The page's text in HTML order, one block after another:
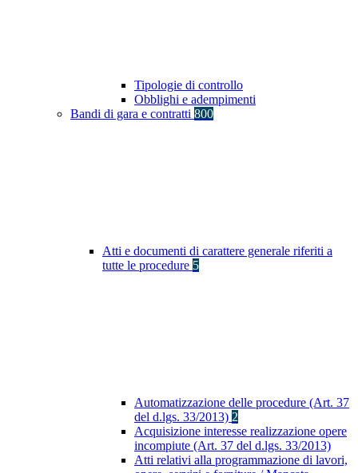
Tipologie di controllo
Obblighi e adempimenti
Bandi di gara e contratti 800
Atti e documenti di carattere generale riferiti a
tutte le procedure 5
Automatizzazione delle procedure (Art. 37
del d.lgs. 33/2013) 2
Acquisizione interesse realizzazione opere
incompiute (Art. 37 del d.lgs. 33/2013)
Atti relativi alla programmazione di lavori,